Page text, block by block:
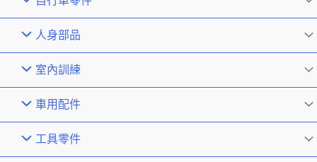
人身部品
室內訓練
車用配件
工具零件